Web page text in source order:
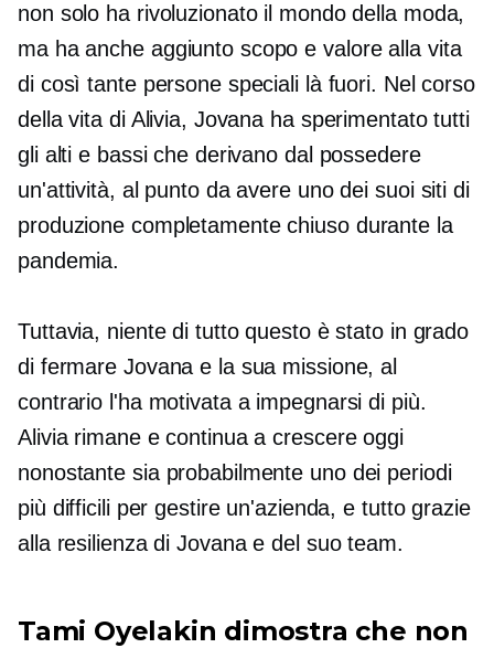
non solo ha rivoluzionato il mondo della moda,
ma ha anche aggiunto scopo e valore alla vita
di così tante persone speciali là fuori. Nel corso
della vita di Alivia, Jovana ha sperimentato tutti
gli alti e bassi che derivano dal possedere
un'attività, al punto da avere uno dei suoi siti di
produzione completamente chiuso durante la
pandemia.
Tuttavia, niente di tutto questo è stato in grado
di fermare Jovana e la sua missione, al
contrario l'ha motivata a impegnarsi di più.
Alivia rimane e continua a crescere oggi
nonostante sia probabilmente uno dei periodi
più difficili per gestire un'azienda, e tutto grazie
alla resilienza di Jovana e del suo team.
Tami Oyelakin dimostra che non